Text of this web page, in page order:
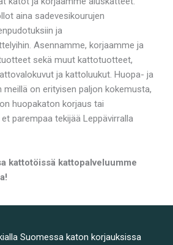
aina sadevesikourujen
ja
Asennamme, korjaamme ja
sekä muut kattotuotteet,
ja kattoluukut. Huopa- ja
on erityisen paljon kokemusta,
huopakaton korjaus tai
et parempaa tekijää Leppävirralla
kattotöissä kattopalveluumme
Suomessa katon korjauksissa